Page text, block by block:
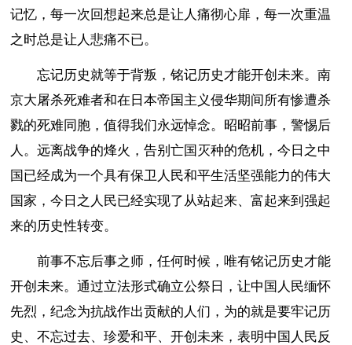
记忆，每一次回想起来总是让人痛彻心扉，每一次重温
之时总是让人悲痛不已。
忘记历史就等于背叛，铭记历史才能开创未来。南
京大屠杀死难者和在日本帝国主义侵华期间所有惨遭杀
戮的死难同胞，值得我们永远悼念。昭昭前事，警惕后
人。远离战争的烽火，告别亡国灭种的危机，今日之中
国已经成为一个具有保卫人民和平生活坚强能力的伟大
国家，今日之人民已经实现了从站起来、富起来到强起
来的历史性转变。
前事不忘后事之师，任何时候，唯有铭记历史才能
开创未来。通过立法形式确立公祭日，让中国人民缅怀
先烈，纪念为抗战作出贡献的人们，为的就是要牢记历
史、不忘过去、珍爱和平、开创未来，表明中国人民反